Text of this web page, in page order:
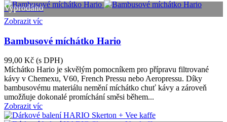
Vyprodáno
Zobrazit víc
Bambusové míchátko Hario
99,00 Kč (s DPH)
Míchátko Hario je skvělým pomocníkem pro přípravu filtrované
kávy v Chemexu, V60, French Pressu nebo Aeropressu. Díky
bambusovému materiálu nemění míchátko chuť kávy a zároveň
umožňuje dokonalé promíchání směsi během...
Zobrazit víc